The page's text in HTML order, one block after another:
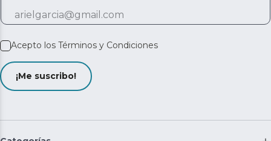
Acepto los Términos y Condiciones
¡Me suscribo!